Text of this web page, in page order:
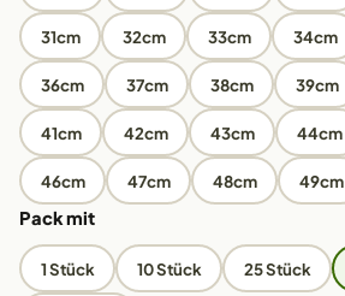
31cm 32cm 33cm 34cm
36cm 37cm 38cm 39cm
41cm 42cm 43cm 44cm
46cm 47cm 48cm 49cm
Pack mit
1 Stück 10 Stück 25 Stück